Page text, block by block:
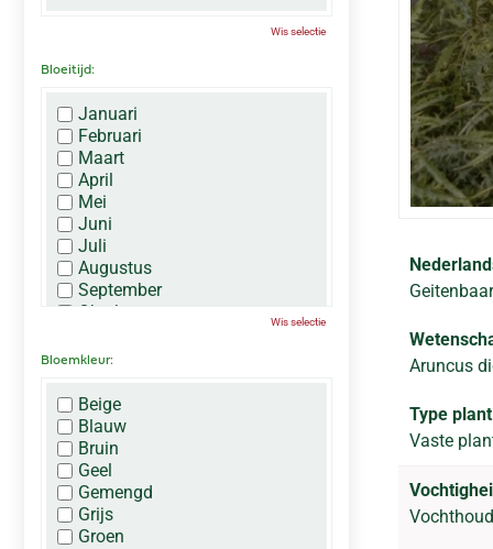
Aruncus
Type
Vaste
Wis selectie
Bloeitijd:
Januari
Februari
Maart
April
Mei
Juni
Juli
Augustus
September
Oktober
December
Wis selectie
Bloemkleur:
Beige
Blauw
Bruin
Geel
Gemengd
Grijs
Groen